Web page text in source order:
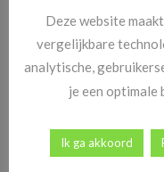
Stedentrip
Polen’s
Deze website
vergelijkbare
analytische,
je een optimale
Ik ga akkoord